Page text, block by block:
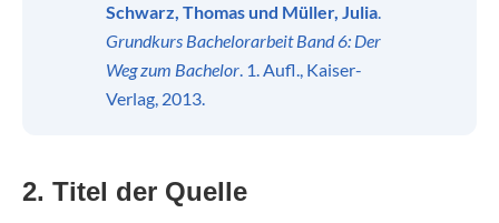
Schwarz, Thomas und Müller, Julia.
Grundkurs Bachelorarbeit Band 6: Der
Weg zum Bachelor. 1. Aufl., Kaiser-
Verlag, 2013.
2. Titel der Quelle